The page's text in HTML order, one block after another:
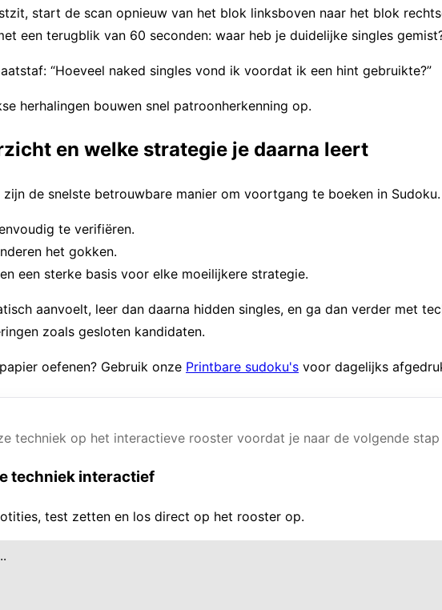
start de scan opnieuw van het blok linksboven naar het blok
een terugblik van 60 seconden: waar heb je duidelijke singles
“Hoeveel naked singles vond ik voordat ik een hint gebruikte?”
herhalingen bouwen snel patroonherkenning op.
en welke strategie je daarna leert
zijn de snelste betrouwbare manier om voortgang te boeken in Sudoku.
te verifiëren.
het gokken.
een sterke basis voor elke moeilijkere strategie.
aanvoelt, leer dan daarna hidden singles, en ga dan verder met
zoals gesloten kandidaten.
oefenen? Gebruik onze Printbare sudoku's voor dagelijks
techniek op het interactieve rooster voordat je naar de volgende stap
techniek interactief
test zetten en los direct op het rooster op.